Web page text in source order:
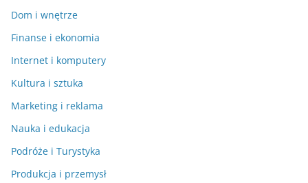
Dom i wnętrze
Finanse i ekonomia
Internet i komputery
Kultura i sztuka
Marketing i reklama
Nauka i edukacja
Podróże i Turystyka
Produkcja i przemysł